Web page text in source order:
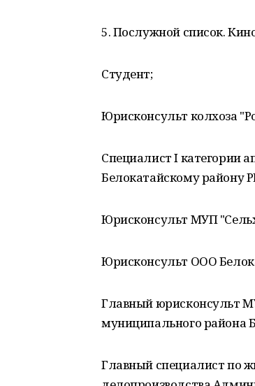
5. Послужной список.
Студент;
Юрисконсульт колхоза
Специалист I категории
Белокатайскому району
Юрисконсульт МУП
Юрисконсульт ООО
Главный юрисконсульт
муниципального района
Главный специалист по